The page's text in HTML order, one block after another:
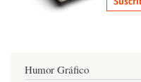
Humor Gráfico